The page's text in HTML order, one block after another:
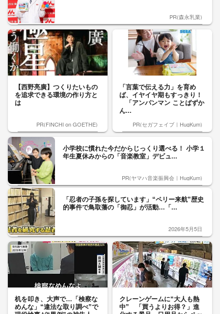
PR(森永乳業)
【西野亮廣】つくりたいもの
を追求できる環境の作り方と
は
PR(FINCHI on GOETHE)
「言葉で伝える力」を育め
ば、イヤイヤ期もすっきり！
「アンパンマン ことばずか
ん...
PR(セガフェイブ｜HugKum)
小学校に慣れた今だからじっくり選べる！ 小学１
年生夏休みからの「音楽教室」デビュ...
PR(ヤマハ音楽振興会｜HugKum)
「忍者の子孫を探しています」“ペリー来航”歴史
的事件で鳥取藩の「御忍」が活動…「...
2026年5月5日
机を叩き、大声で…「検察な
めんな」“違法な取り調べ”で
クレーンゲームに“大人も熱
中” 「買うよりお得？」進